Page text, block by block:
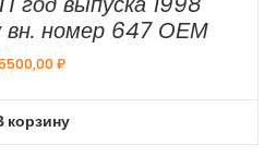
вн. номер 647 ОЕМ
₽
корзину